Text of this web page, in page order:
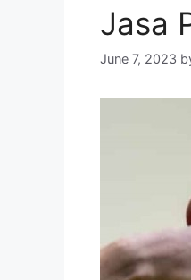
Jasa
June 7, 2023